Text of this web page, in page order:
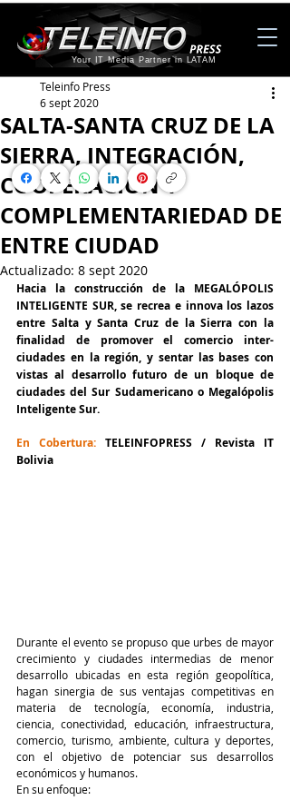
Your IT Media Partner in LATAM
SALTA-SANTA CRUZ DE LA
SIERRA, INTEGRACIÓN,
COOPERACIÓN Y
COMPLEMENTARIEDAD DE
ENTRE CIUDAD
Teleinfo Press
6 sept 2020
Actualizado: 8 sept 2020
Hacia la construcción de la MEGALÓPOLIS
INTELIGENTE SUR, se recrea e innova los lazos
entre Salta y Santa Cruz de la Sierra con la
finalidad de promover el comercio inter-
ciudades en la región, y sentar las bases con
vistas al desarrollo futuro de un bloque de
ciudades del Sur Sudamericano o Megalópolis
Inteligente Sur.
En Cobertura: TELEINFOPRESS / Revista IT
Bolivia
Durante el evento se propuso que urbes de mayor
crecimiento y ciudades intermedias de menor
desarrollo ubicadas en esta región geopolítica,
hagan sinergia de sus ventajas competitivas en
materia de tecnología, economía, industria,
ciencia, conectividad, educación, infraestructura,
comercio, turismo, ambiente, cultura y deportes,
con el objetivo de potenciar sus desarrollos
económicos y humanos.
En su enfoque: